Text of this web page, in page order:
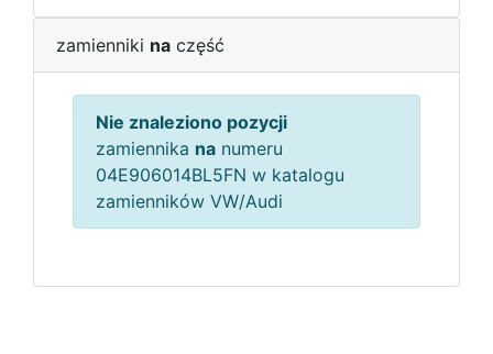
zamienniki na część
Nie znaleziono pozycji
zamiennika na numeru
04E906014BL5FN w katalogu
zamienników VW/Audi